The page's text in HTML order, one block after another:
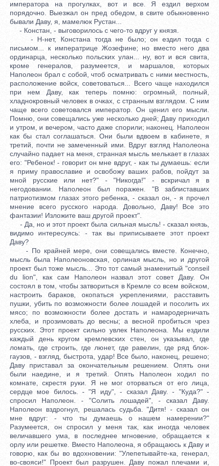
императора на прогулках, вот и все. Я ездил верхом
порядочно. Выезжал он пред обедом, в свите обыкновенно
бывали Даву, я, мамелюк Рустан...
- Констан, - выговорилось с чего-то вдруг у князя.
- Н-нет, Констана тогда не было; он ездил тогда с
письмом... к императрице Жозефине; но вместо него два
ординарца, несколько польских улан... ну, вот и вся свита,
кроме генералов, разумеется, и маршалов, которых
Наполеон брал с собой, чтоб осматривать с ними местность,
расположение войск, советоваться... Всего чаще находился
при нем Даву, как теперь помню: огромный, полный,
хладнокровный человек в очках, с странным взглядом. С ним
чаще всего советовался император. Он ценил его мысли.
Помню, они совещались уже несколько дней; Даву приходил
и утром, и вечером, часто даже спорили; наконец. Наполеон
как бы стал соглашаться. Они были вдвоем в кабинете, я
третий, почти не замеченный ими. Вдруг взгляд Наполеона
случайно падает на меня, странная мысль мелькает в глазах
его: "Ребенок! - говорит он мне вдруг, - как ты думаешь: если
я приму православие и освобожу ваших рабов, пойдут за
мной русские или нет?" - "Никогда!" - вскричал я в
негодовании. Наполеон был поражен. "В заблиставших
патриотизмом глазах этого ребенка, - сказал он, - я прочел
мнение всего русского народа. Довольно, Даву! Все это
фантазии! Изложите ваш другой проект".
- Да, но и этот проект была сильная мысль! - сказал князь,
видимо интересуясь: - так вы приписываете этот проект
Даву?
- По крайней мере, они совещались вместе. Конечно,
мысль была Наполеоновская, орлиная мысль, но и другой
проект был тоже мысль... Это тот самый знаменитый "conseil
du lion", как сам Наполеон назвал этот совет Даву. Он
состоял в том, чтобы затвориться в Кремле со всем войском,
настроить бараков, окопаться укреплениями, расставить
пушки, убить по возможности более лошадей и посолить их
мясо; по возможности более достать и намародерничать
хлеба, и прозимовать до весны; а весной пробиться чрез
русских. Этот проект сильно увлек Наполеона. Мы ездили
каждый день кругом кремлевских стен, он указывал, где
ломать, где строить, где люнет, где равелин, где ряд блок-
гаузов, - взгляд, быстрота, удар! Все было, наконец, решено;
Даву приставал за окончательным решением. Опять они
были наедине, и я третий. Опять Наполеон ходил по
комнате, скрестя руки. Я не мог оторваться от его лица,
сердце мое билось. - "Я иду", - сказал Даву. - "Куда?" -
спросил Наполеон. - "Солить лошадей", - сказал Даву.
Наполеон вздрогнул, решалась судьба. "Дитя! - сказал он
мне вдруг: - что ты думаешь о нашем намерении?"
Разумеется, он спросил у меня так, как иногда человек
величавшего ума, в последнее мгновение, обращается к
орлу или решетке. Вместо Наполеона, я обращаюсь к Даву и
говорю, как бы во вдохновении: "Улепетывайте-ка, генерал,
во-свояси!" Проект был разрушен. Даву пожал плечами и,